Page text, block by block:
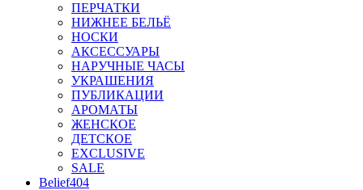
ПЕРЧАТКИ
НИЖНЕЕ БЕЛЬЁ
НОСКИ
АКСЕССУАРЫ
НАРУЧНЫЕ ЧАСЫ
УКРАШЕНИЯ
ПУБЛИКАЦИИ
АРОМАТЫ
ЖЕНСКОЕ
ДЕТСКОЕ
EXCLUSIVE
SALE
Belief404